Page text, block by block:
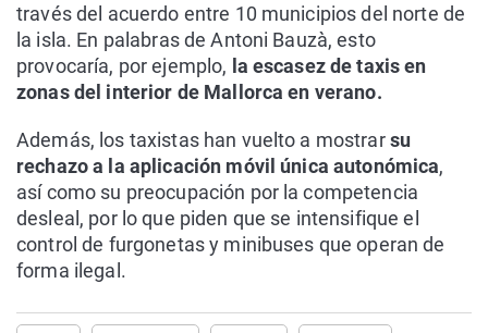
través del acuerdo entre 10 municipios del norte de
la isla. En palabras de Antoni Bauzà, esto
provocaría, por ejemplo, la escasez de taxis en
zonas del interior de Mallorca en verano.
Además, los taxistas han vuelto a mostrarsu
rechazo a la aplicación móvil única autonómica,
así como su preocupación por la competencia
desleal, por lo que piden que se intensifique el
control de furgonetas y minibuses que operan de
forma ilegal.